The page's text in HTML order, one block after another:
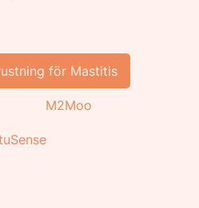
för Mastitis
M2Moo